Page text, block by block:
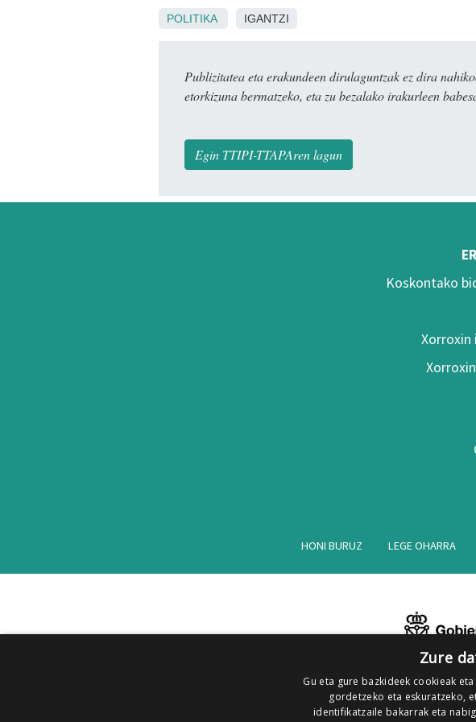
POLITIKA IGANTZI
Publizitatea eta erakundeen dirulaguntzak ez dira
etorkizuna bermatzeko, eta zu bezalako irakurleen
Egin TTIPI-TTAPAren lagun
Koskontako
Xorroxin
HONI BURUZ LEGE OHARRA
Zure
Gu eta gure bazkideek cookieak
gordetzeko eta eskuratzeko,
identifikatzaile bakarrak eta